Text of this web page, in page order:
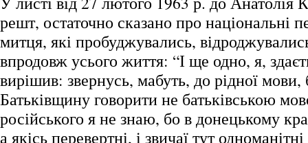
решт, остаточно сказано про національні
митця, які пробуджувались,
впродовж усього життя: “І ще одно, я,
вирішив: звернусь, мабуть, до рідної
Батьківщину говорити не батьківською
російського я не знаю, бо в донецькому
а якісь перевертні, і звичаї тут